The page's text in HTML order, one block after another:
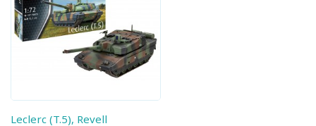
Leclerc (T.5), Revell